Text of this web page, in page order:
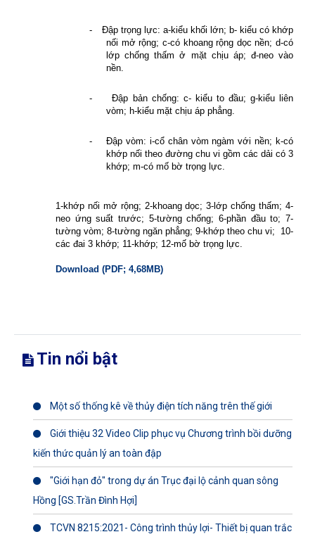
-
Đập trọng lực: a-kiểu khối lớn; b- kiểu có khớp
nối mở rộng; c-có khoang rộng dọc nền; d-có
lớp chống thấm ở mặt chịu áp; đ-neo vào
nền.
-
Đập bản chống: c- kiểu to đầu; g-kiểu liên
vòm; h-kiểu mặt chịu áp phẳng.
-
Đập vòm: i-cổ chân vòm ngàm với nền; k-có
khớp nối theo đường chu vi gồm các dải có 3
khớp; m-có mố bờ trọng lực.
1-khớp nối mở rộng; 2-khoang dọc; 3-lớp chống thấm; 4-
neo ứng suất trước; 5-tường chống; 6-phần đầu to; 7-
tường vòm; 8-tường ngăn phẳng; 9-khớp theo chu vi;
10-
các đai 3 khớp; 11-khớp; 12-mố bờ trọng lực.
Download (PDF; 4,68MB)
Tin nổi bật
Một số thống kê về thủy điện tích năng trên thế giới
Giới thiệu 32 Video Clip phục vụ Chương trình bồi dưỡng
kiến thức quản lý an toàn đập
"Giới hạn đỏ" trong dự án Trục đại lộ cảnh quan sông
Hồng [GS.Trần Đình Hợi]
TCVN 8215:2021- Công trình thủy lợi- Thiết bị quan trắc